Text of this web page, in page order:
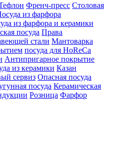
Френч-пресс Столовая
из фарфора
из фарфора и керамики
посуда Права
стали Мантоварка
посуда для HoReCa
Антипригарное покрытие
из керамики Казан
сервиз Опасная посуда
посуда Керамическая
Розница Фарфор